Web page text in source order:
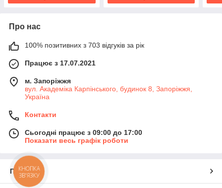
Про нас
100% позитивних з 703 відгуків за рік
Працює з 17.07.2021
м. Запоріжжя
вул. Академіка Карпінського, будинок 8, Запоріжжя,
Україна
Контакти
Сьогодні працює з 09:00 до 17:00
Показати весь графік роботи
Про нас
КНОПКА
ЗВ'ЯЗКУ